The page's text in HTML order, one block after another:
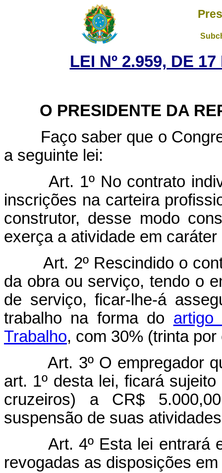
LEI Nº 2.959, DE
O PRESIDENTE DA
Faço saber que o
a seguinte lei:
Art. 1º No contrato
inscrições na carteira
construtor, desse modo
exerça a atividade em
Art. 2º Rescindido o
da obra ou serviço, tendo o
de serviço, ficar-lhe-á
trabalho na forma do artigo
Trabalho, com 30% (trinta
Art. 3º O empregador
art. 1º desta lei, ficará
cruzeiros) a CR$
suspensão de suas
Art. 4º Esta lei entrará
revogadas as disposições